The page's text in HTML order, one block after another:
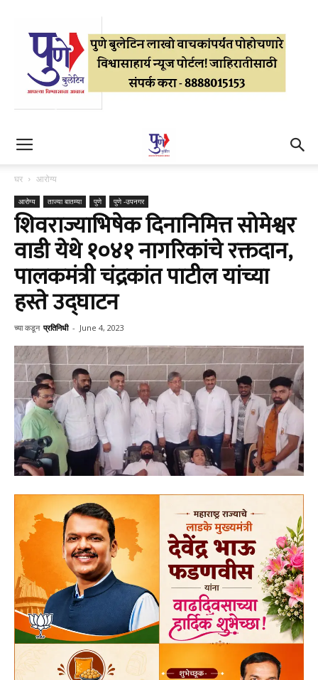
घर आरोग्य
आरोग्य ताज्या बातम्या पुणे पुणे -उपनगर
शिवराज्याभिषेक दिनानिमित्त सोमेश्वर
वाडी येथे १०४१नागरिकांचे रक्तदान,
पालकमंत्री चंद्रकांत पाटील यांच्या
हस्ते उद्घाटन
च्या कडून प्रतिनिधी - June 4, 2023